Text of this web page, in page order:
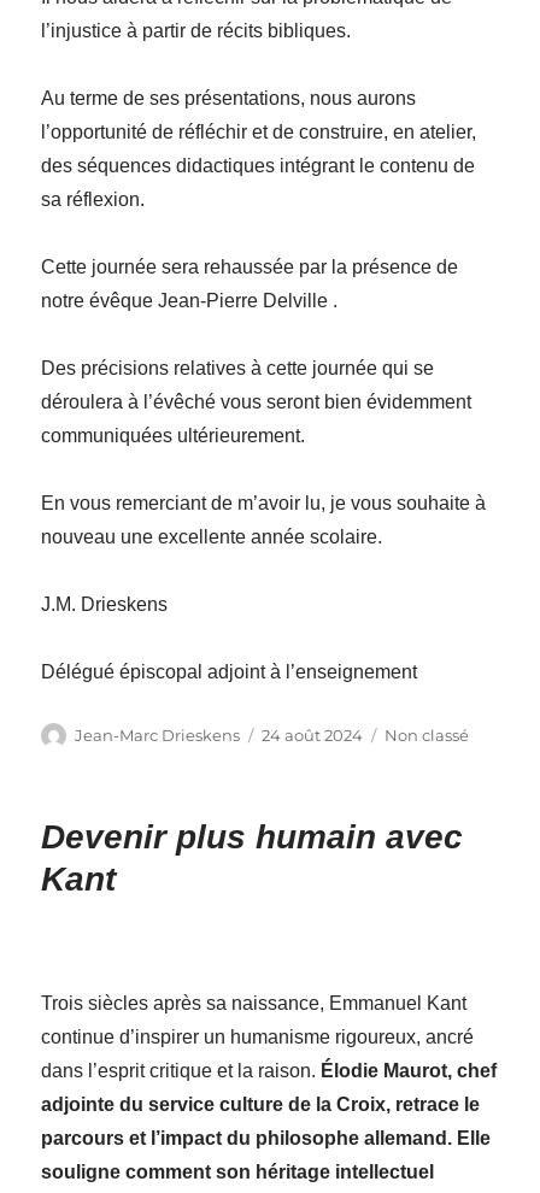
l’injustice à partir de récits bibliques.
Au terme de ses présentations, nous aurons
l’opportunité de réfléchir et de construire, en atelier,
des séquences didactiques intégrant le contenu de
sa réflexion.
Cette journée sera rehaussée par la présence de
notre évêque Jean-Pierre Delville .
Des précisions relatives à cette journée qui se
déroulera à l’évêché vous seront bien évidemment
communiquées ultérieurement.
En vous remerciant de m’avoir lu, je vous souhaite à
nouveau une excellente année scolaire.
J.M. Drieskens
Délégué épiscopal adjoint à l’enseignement
Auteur
Jean-Marc Drieskens
Publié
24 août 2024 Catégories
Non classé
Devenir plus humain avec
Kant
Trois siècles après sa naissance, Emmanuel Kant
continue d’inspirer un humanisme rigoureux, ancré
dans l’esprit critique et la raison. Élodie Maurot, chef
adjointe du service culture de la Croix, retrace le
parcours et l’impact du philosophe allemand. Elle
souligne comment son héritage intellectuel